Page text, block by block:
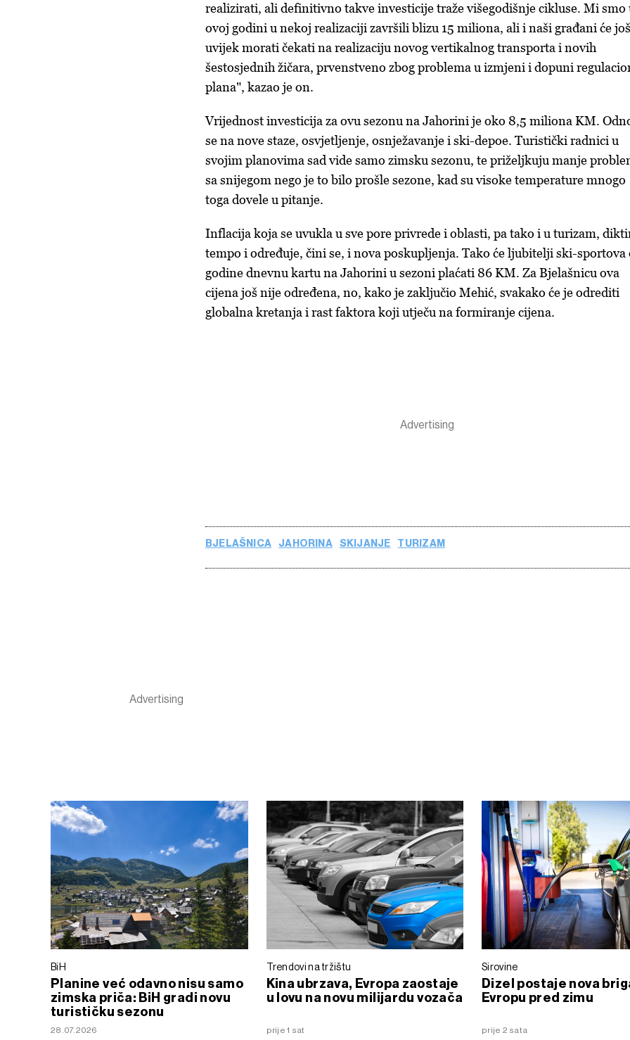
realizirati, ali definitivno takve investicije traže višegodišnje cikluse. Mi smo
ovoj godini u nekoj realizaciji završili blizu 15 miliona, ali i naši građani će još
uvijek morati čekati na realizaciju novog vertikalnog transporta i novih
šestosjednih žičara, prvenstveno zbog problema u izmjeni i dopuni
plana", kazao je on.
Vrijednost investicija za ovu sezonu na Jahorini je oko 8,5 miliona KM.
se na nove staze, osvjetljenje, osnježavanje i ski-depoe. Turistički radnici u
svojim planovima sad vide samo zimsku sezonu, te priželjkuju manje
sa snijegom nego je to bilo prošle sezone, kad su visoke temperature mnogo
toga dovele u pitanje.
Inflacija koja se uvukla u sve pore privrede i oblasti, pa tako i u turizam,
tempo i određuje, čini se, i nova poskupljenja. Tako će ljubitelji ski-sportova
godine dnevnu kartu na Jahorini u sezoni plaćati 86 KM. Za Bjelašnicu ova
cijena još nije određena, no, kako je zaključio Mehić, svakako će je odrediti
globalna kretanja i rast faktora koji utječu na formiranje cijena.
BJELAŠNICA JAHORINA SKIJANJE TURIZAM
BiH
Planine već odavno nisu samo
zimska priča: BiH gradi novu
turističku sezonu
28.07.2026
Trendovi na tržištu
Kina ubrzava, Evropa zaostaje
u lovu na novu milijardu vozača
prije 1 sat
Sirovine
Dizel postaje nova
Evropu pred zimu
prije 2 sata